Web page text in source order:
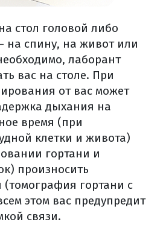
стол головой либо
на спину, на живот или
лаборант
вас на столе. При
от вас может
дыхания на
время (при
клетки и живота)
гортани и
произносить
гортани с
этом вас предупредит
связи.